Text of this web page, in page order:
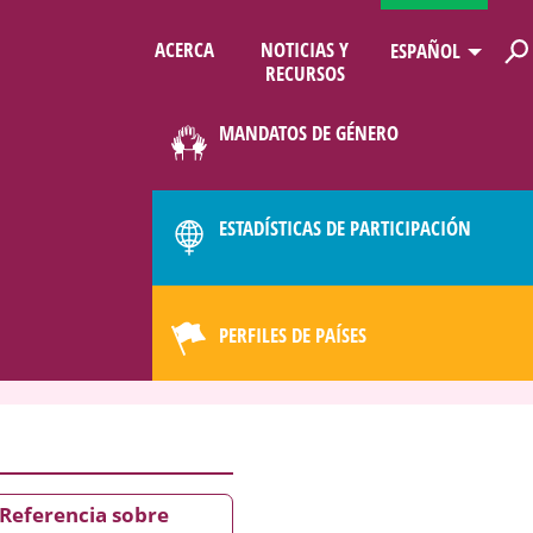
ACERCA
NOTICIAS Y
RECURSOS
ESPAÑOL
MANDATOS DE GÉNERO
ESTADÍSTICAS DE PARTICIPACIÓN
PERFILES DE PAÍSES
Referencia sobre